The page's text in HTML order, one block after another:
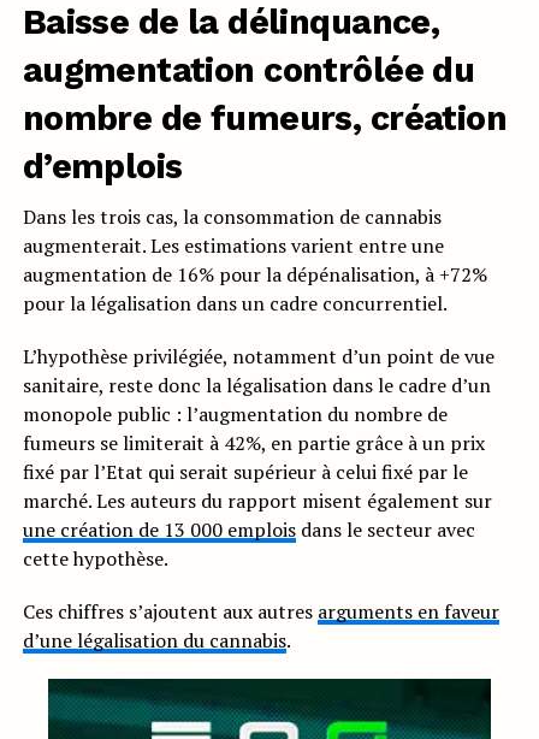
Baisse de la délinquance,
augmentation contrôlée du
nombre de fumeurs, création
d’emplois
Dans les trois cas, la consommation de cannabis
augmenterait. Les estimations varient entre une
augmentation de 16% pour la dépénalisation, à +72%
pour la légalisation dans un cadre concurrentiel.
L’hypothèse privilégiée, notamment d’un point de vue
sanitaire, reste donc la légalisation dans le cadre d’un
monopole public : l’augmentation du nombre de
fumeurs se limiterait à 42%, en partie grâce à un prix
fixé par l’Etat qui serait supérieur à celui fixé par le
marché. Les auteurs du rapport misent également sur
une création de 13 000 emploisdans le secteur avec
cette hypothèse.
Ces chiffres s’ajoutent aux autres arguments en faveur
d’une légalisation du cannabis.